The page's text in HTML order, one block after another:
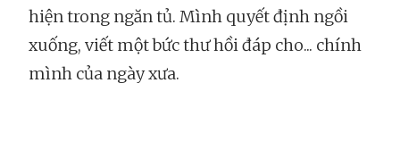
hiện trong ngăn tủ. Mình quyết định ngồi
xuống, viết một bức thư hồi đáp cho... chính
mình của ngày xưa.